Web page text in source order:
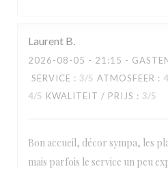
Laurent B
2026-08-05 - 21:15 -
SERVICE : 3/5 ATMOSFEER : 4
4/5 KWALITEIT / PRIJS : 3/5
Bon accueil, décor sympa, les
mais parfois le service un peu